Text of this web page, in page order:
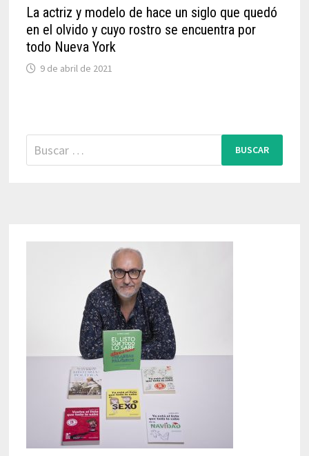
La actriz y modelo de hace un siglo que quedó
en el olvido y cuyo rostro se encuentra por
todo Nueva York
9 de abril de 2021
Buscar: